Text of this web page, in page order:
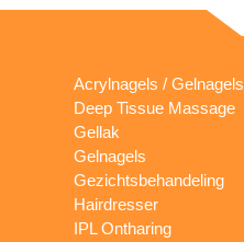
Acrylnagels / Gelnagels
Deep Tissue Massage
Gellak
Gelnagels
Gezichtsbehandeling
Hairdresser
IPL Ontharing